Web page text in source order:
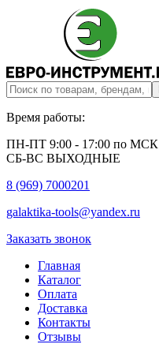
Время работы:
ПН-ПТ 9:00 - 17:00 по МСК
СБ-ВС ВЫХОДНЫЕ
8 (969) 7000201
galaktika-tools@yandex.ru
Заказать звонок
Главная
Каталог
Оплата
Доставка
Контакты
Отзывы